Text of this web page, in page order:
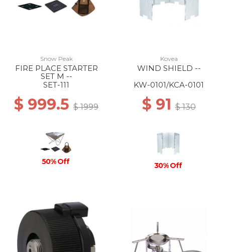
Snow Peak
FIRE PLACE STARTER
SET M --
SET-111
$ 999.5 $ 1999
50% Off
Kovea
WIND SHIELD --
KW-0101/KCA-0101
$ 91$ 130
30% Off